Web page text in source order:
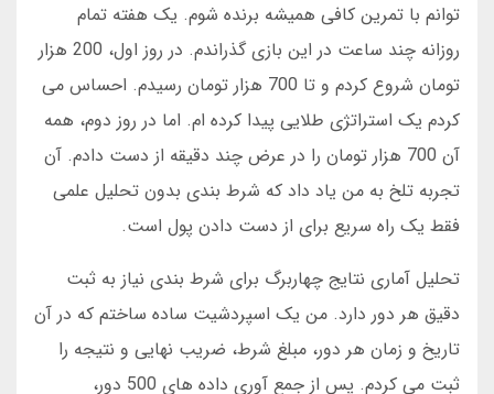
توانم با تمرین کافی همیشه برنده شوم. یک هفته تمام
روزانه چند ساعت در این بازی گذراندم. در روز اول، 200 هزار
تومان شروع کردم و تا 700 هزار تومان رسیدم. احساس می
کردم یک استراتژی طلایی پیدا کرده ام. اما در روز دوم، همه
آن 700 هزار تومان را در عرض چند دقیقه از دست دادم. آن
تجربه تلخ به من یاد داد که شرط بندی بدون تحلیل علمی
فقط یک راه سریع برای از دست دادن پول است.
تحلیل آماری نتایج چهاربرگ برای شرط بندی نیاز به ثبت
دقیق هر دور دارد. من یک اسپردشیت ساده ساختم که در آن
تاریخ و زمان هر دور، مبلغ شرط، ضریب نهایی و نتیجه را
ثبت می کردم. پس از جمع آوری داده های 500 دور،